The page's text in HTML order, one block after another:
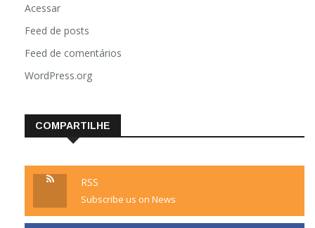
Acessar
Feed de posts
Feed de comentários
WordPress.org
COMPARTILHE
RSS
Subscribe us on News